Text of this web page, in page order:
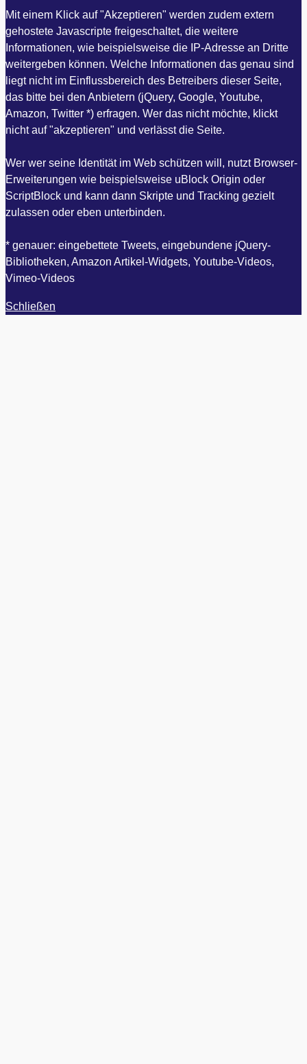
Mit einem Klick auf "Akzeptieren" werden zudem extern
gehostete Javascripte freigeschaltet, die weitere
Informationen, wie beispielsweise die IP-Adresse an Dritte
weitergeben können. Welche Informationen das genau sind
liegt nicht im Einflussbereich des Betreibers dieser Seite,
das bitte bei den Anbietern (jQuery, Google, Youtube,
Amazon, Twitter *) erfragen. Wer das nicht möchte, klickt
nicht auf "akzeptieren" und verlässt die Seite.
Wer wer seine Identität im Web schützen will, nutzt Browser-
Erweiterungen wie beispielsweise uBlock Origin oder
ScriptBlock und kann dann Skripte und Tracking gezielt
zulassen oder eben unterbinden.
* genauer: eingebettete Tweets, eingebundene jQuery-
Bibliotheken, Amazon Artikel-Widgets, Youtube-Videos,
Vimeo-Videos
Schließen